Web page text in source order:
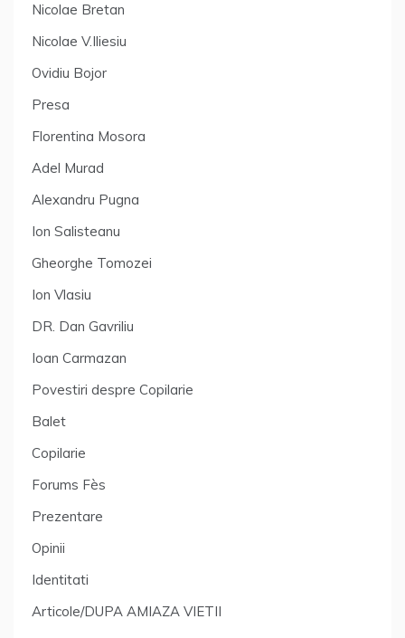
Nicolae Bretan
Nicolae V.Iliesiu
Ovidiu Bojor
Presa
Florentina Mosora
Adel Murad
Alexandru Pugna
Ion Salisteanu
Gheorghe Tomozei
Ion Vlasiu
DR. Dan Gavriliu
Ioan Carmazan
Povestiri despre Copilarie
Balet
Copilarie
Forums Fès
Prezentare
Opinii
Identitati
Articole/DUPA AMIAZA VIETII